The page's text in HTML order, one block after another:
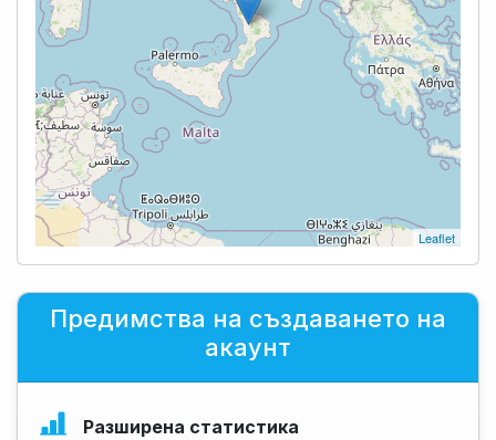
Leaflet
Предимства на създаването на
акаунт
Разширена статистика